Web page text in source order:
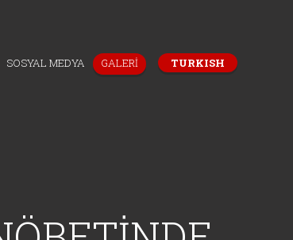
SOSYAL MEDYA GALERİ TURKISH